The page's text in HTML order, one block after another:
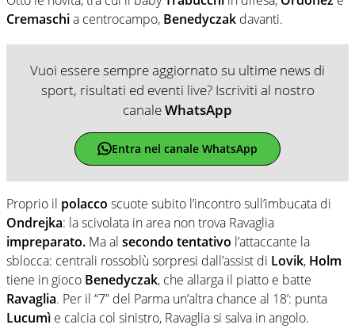
Cremaschia centrocampo, Benedyczak davanti.
Vuoi essere sempre aggiornato su ultime news di
sport, risultati ed eventi live? Iscriviti al nostro
canaleWhatsApp
Entra nel canale WhatsApp
Proprio il polacco scuote subito l’incontro sull’imbucata di
Ondrejka: la scivolata in area non trova Ravaglia
impreparato. Ma al secondo tentativo l’attaccante la
sblocca: centrali rossoblù sorpresi dall’assist di Lovik, Holm
tiene in gioco Benedyczak, che allarga il piatto e batte
Ravaglia. Per il “7” del Parma un’altra chance al 18’: punta
Lucumì e calcia col sinistro, Ravaglia si salva in angolo.